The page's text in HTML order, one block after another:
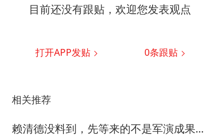
目前还没有跟贴，欢迎您发表观点
打开APP发贴 0条跟贴
相关推荐
赖清德没料到，先等来的不是军演成果，而是灾难，大陆对台军定性